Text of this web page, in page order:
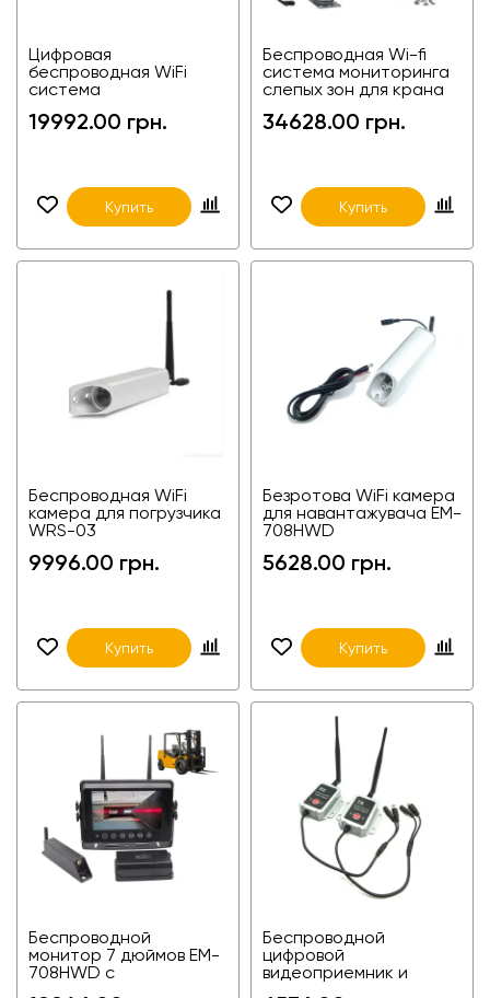
Цифровая
беспроводная WiFi
система
погрузчика WRC-704C
19992.00 грн.
Купить
Беспроводная Wi-fi
система мониторинга
слепых зон для крана
масштабированием
34628.00 грн.
Купить
Беспроводная WiFi
камера для погрузчика
WRS-03
9996.00 грн.
Купить
Безротова WiFi камера
для навантажувача EM-
708HWD
5628.00 грн.
Купить
Беспроводной
монитор 7 дюймов EM-
708HWD с
Беспроводной
цифровой
видеоприемник и